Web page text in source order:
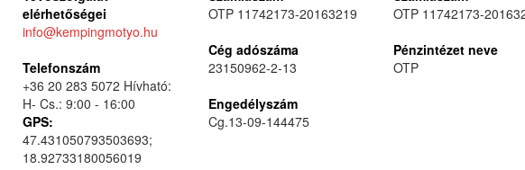
elérhetőségei
info@kempingmotyo.hu
Telefonszám
+36 20 283 5072 Hívható:
H- Cs.: 9:00 - 16:00
GPS:
47.431050793503693;
18.92733180056019
OTP 11742173-20163219
Cég adószáma
23150962-2-13
Engedélyszám
Cg.13-09-144475
OTP 11742173-
Pénzintézet neve
OTP